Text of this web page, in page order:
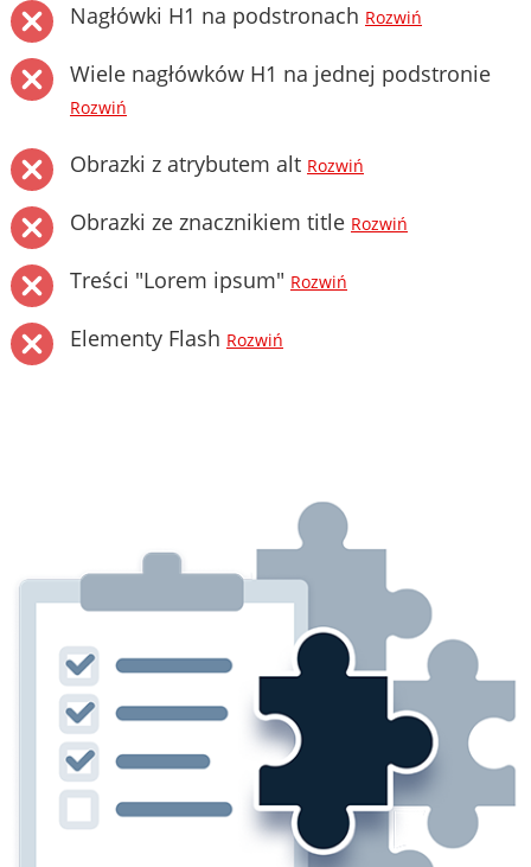
Nagłówki H1 na podstronach Rozwiń
Wiele nagłówków H1 na jednej podstronie
Rozwiń
Obrazki z atrybutem alt Rozwiń
Obrazki ze znacznikiem title Rozwiń
Treści "Lorem ipsum" Rozwiń
Elementy Flash Rozwiń